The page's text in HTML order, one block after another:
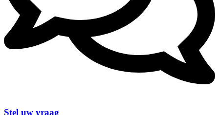
Stel uw vraag